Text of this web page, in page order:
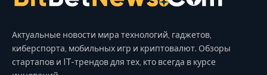
Актуальные новости мира технологий, гаджетов,
киберспорта, мобильных игр и криптовалют. Обзоры
стартапов и IT-трендов для тех, кто всегда в курсе